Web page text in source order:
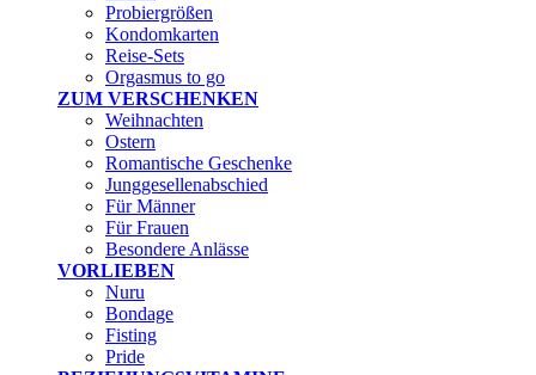
Probiergrößen
Kondomkarten
Reise-Sets
Orgasmus to go
ZUM VERSCHENKEN
Weihnachten
Ostern
Romantische Geschenke
Junggesellenabschied
Für Männer
Für Frauen
Besondere Anlässe
VORLIEBEN
Nuru
Bondage
Fisting
Pride